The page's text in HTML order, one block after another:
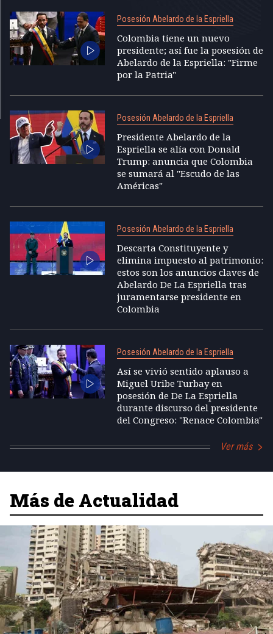
Posesión Abelardo de la Espriella
Colombia tiene un nuevo
presidente; así fue la posesión de
Abelardo de la Espriella: "Firme
por la Patria"
Posesión Abelardo de la Espriella
Presidente Abelardo de la
Espriella se alía con Donald
Trump: anuncia que Colombia
se sumará al "Escudo de las
Américas"
Posesión Abelardo de la Espriella
Descarta Constituyente y
elimina impuesto al patrimonio:
estos son los anuncios claves de
Abelardo De La Espriella tras
juramentarse presidente en
Colombia
Posesión Abelardo de la Espriella
Así se vivió sentido aplauso a
Miguel Uribe Turbay en
posesión de De La Espriella
durante discurso del presidente
del Congreso: "Renace Colombia"
Ver más
Más de Actualidad